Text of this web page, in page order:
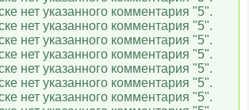
нет указанного комментария "5".
нет указанного комментария "5".
нет указанного комментария "5".
нет указанного комментария "5".
нет указанного комментария "5".
нет указанного комментария "5".
нет указанного комментария "5".